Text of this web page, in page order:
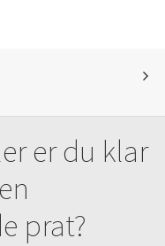
er du klar
prat?